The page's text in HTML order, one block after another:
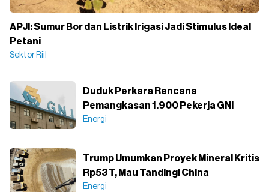
APJI: Sumur Bor dan Listrik Irigasi Jadi Stimulus Ideal
Petani
Sektor Riil
Duduk Perkara Rencana
Pemangkasan 1.900 Pekerja GNI
Energi
Trump Umumkan Proyek Mineral Kritis
Rp53 T, Mau Tandingi China
Energi